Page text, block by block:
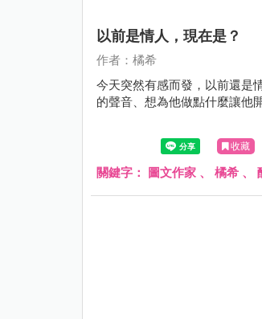
以前是情人，現在是？
作者：橘希
今天突然有感而發，以前還是
的聲音、想為他做點什麼讓他開
收藏
關鍵字： 圖文作家 、 橘希 、